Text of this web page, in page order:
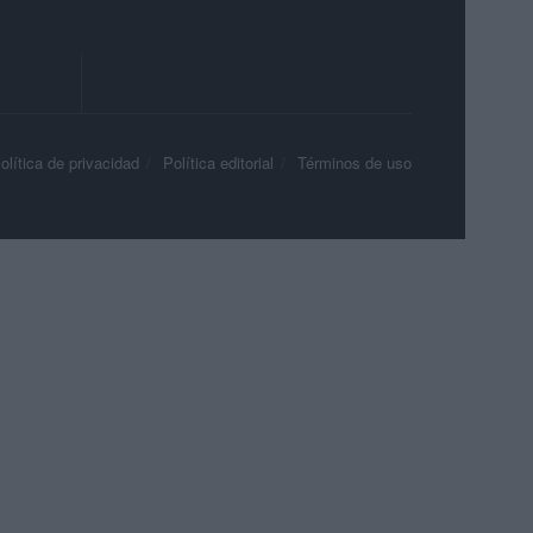
de privacidad Política editorial Términos de uso